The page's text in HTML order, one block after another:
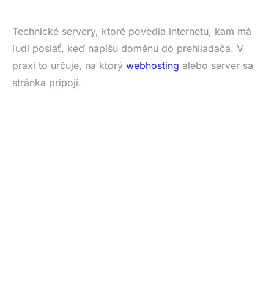
Technické servery, ktoré povedia internetu, kam má
ľudí poslať, keď napíšu doménu do prehliadača. V
praxi to určuje, na ktorý webhosting alebo server sa
stránka pripojí.